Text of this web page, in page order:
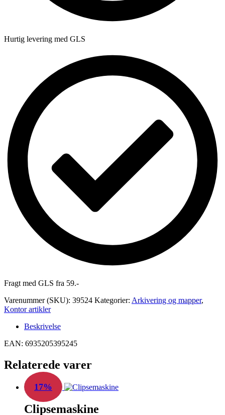
Hurtig levering med GLS
Fragt med GLS fra 59.-
Varenummer (SKU): 39524 Kategorier: Arkivering og mapper,
Kontor artikler
Beskrivelse
EAN: 6935205395245
Relaterede varer
17%
Clipsemaskine